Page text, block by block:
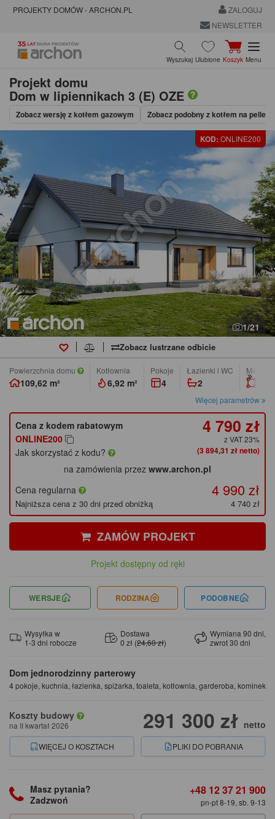
PROJEKTY DOMÓW - ARCHON.PL
ZALOGUJ
NEWSLETTER
Wyszukaj Ulubione Koszyk Menu
Projekt domu
Dom w lipiennikach 3 (E) OZE
Zobacz wersję z kotłem gazowym Zobacz podobny z kotłem na pellet
KOD: ONLINE200
1/21
Zobacz lustrzane odbicie
Powierzchnia domu
109,62 m²
Kotłownia
6,92 m²
pokoje
4
łazienki i WC
2
Min.
Więcej parametrów
Dom jednorodzinny parterowy
4 pokoje, kuchnia, łazienka, spiżarka, toaleta, kotłownia, garderoba, kominek
Koszty budowy
na II kwartał 2026 291 300 zł netto
WIĘCEJ O KOSZTACH PLIKI DO POBRANIA
Cena z kodem rabatowym
ONLINE200
Jak skorzystać z kodu?
4 790 zł
z VAT 23%
(3 894,31 zł netto)
na zamówienia przez www.archon.pl
Cena regularna
4 990 zł
Najniższa cena z 30 dni przed obniżką 4 740 zł
ZAMÓW PROJEKT
Projekt dostępny od ręki
WERSJE RODZINA PODOBNE
Wysyłka w
1-3 dni robocze
Dostawa
0 zł (24,60 zł)
Wymiana 90 dni,
zwrot 30 dni
Masz pytania?
Zadzwoń
+48 12 37 21 900
pn-pt 8-19, sb. 9-13